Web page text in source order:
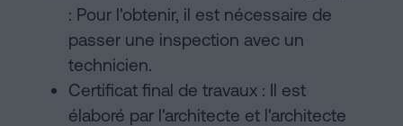
: Pour l'obtenir, il est nécessaire de
passer une inspection avec un
technicien.
Certificat final de travaux : Il est
élaboré par l'architecte et l'architecte